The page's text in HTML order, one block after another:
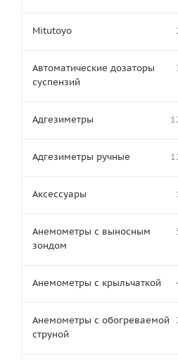
Mitutoyo
Автоматические дозаторы
суспензий
Адгезиметры
Адгезиметры ручные
Аксессуары
Анемометры с выносным
зондом
Анемометры с крыльчаткой
Анемометры с обогреваемой
струной